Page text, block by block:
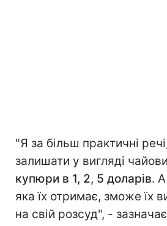
"Я за більш практичні
залишати у вигляді
купюри в 1, 2, 5 доларів.
яка їх отримає, зможе їх
на свій розсуд", -